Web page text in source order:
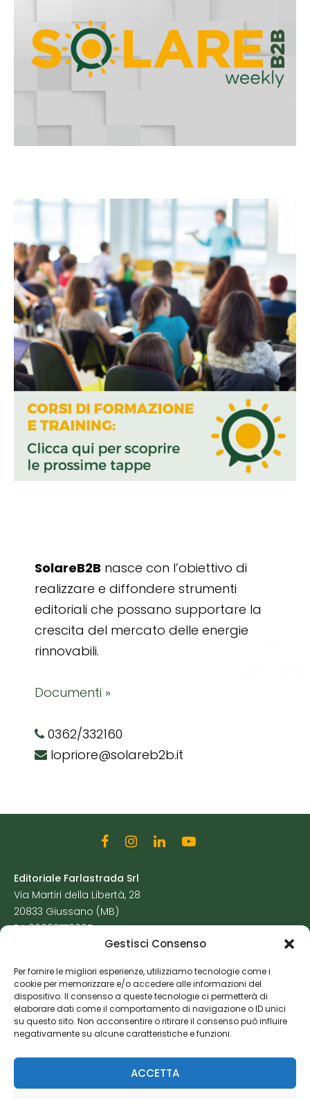
Gestisci Consenso
Per fornire le migliori esperienze, utilizziamo tecnologie come i
cookie per memorizzare e/o accedere alle informazioni del
dispositivo. Il consenso a queste tecnologie ci permetterà di
elaborare dati come il comportamento di navigazione o ID unici
su questo sito. Non acconsentire o ritirare il consenso può influire
negativamente su alcune caratteristiche e funzioni.
ACCETTA
SolareB2B nasce con l’obiettivo di
realizzare e diffondere strumenti
editoriali che possano supportare la
crescita del mercato delle energie
rinnovabili.
Documenti »
0362/332160
lopriore@solareb2b.it
Editoriale Farlastrada Srl
Via Martiri della Libertà, 28
20833 Giussano (MB)
P.I. 06982770965
Cookie Policy
Risorse Aggiuntive